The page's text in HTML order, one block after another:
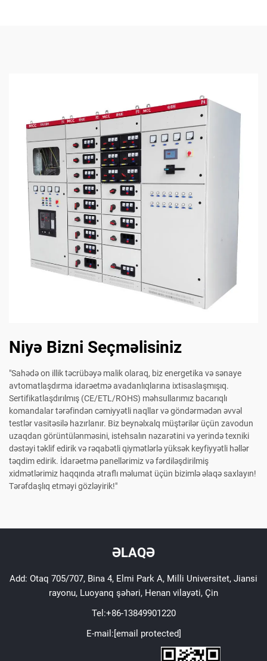
Niyə Bizni Seçməlisiniz
"Sahədə on illik təcrübəyə malik olaraq, biz energetika və sənaye
avtomatlaşdırma idarəetmə avadanlıqlarına ixtisaslaşmışıq.
Sertifikatlaşdırılmış (CE/ETL/ROHS) məhsullarımız bacarıqlı
komandalar tərəfindən cəmiyyətli naqllar və göndərmədən əvvəl
testlər vasitəsilə hazırlanır. Biz beynəlxalq müştərilər üçün zavodun
uzaqdan görüntülənməsini, istehsalın nəzarətini və yerində texniki
dəstəyi təklif edirik və rəqabətli qiymətlərlə yüksək keyfiyyətli həllər
təqdim edirik. İdarəetmə panellərimiz və fərdiləşdirilmiş
xidmətlərimiz haqqında ətraflı məlumat üçün bizimlə əlaqə saxlayın!
Tərəfdaşlıq etməyi gözləyirik!"
ƏLAQƏ
Add: Otaq 705/707, Bina 4, Elmi Park A, Milli Universitet, Jiansi
rayonu, Luoyanq şəhəri, Henan vilayəti, Çin
Tel:+86-13849901220
E-mail:[email protected]